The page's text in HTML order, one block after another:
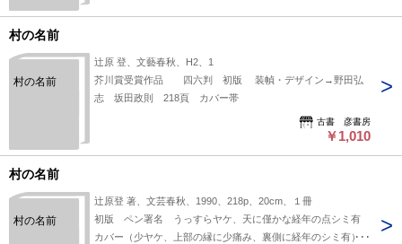
村の名前
村の名前
辻原 登、文藝春秋、H2、1
芥川賞受賞作品 四六判 初版 装幀・デザイン→野田弘
志 坂田政則 218頁 カバー帯
古書 彦書房
￥1,010
村の名前
村の名前
辻原登 著、文芸春秋、1990、218p、20cm、１冊
初版 ペン署名 うっすらヤケ、天に僅かな経年の点シミ有
カバー（少ヤケ、上部の縁に少痛み、裏側に経年のシミ有）